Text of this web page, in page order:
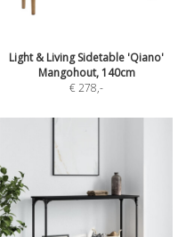
Light & Living Sidetable 'Qiano'
Mangohout, 140cm
€ 278,-